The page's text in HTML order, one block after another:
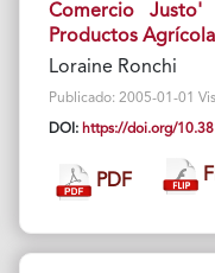
Comercio
Productos
Loraine Ronchi
Publicado: 2005-01-01
DOI: https://doi.org/
PDF